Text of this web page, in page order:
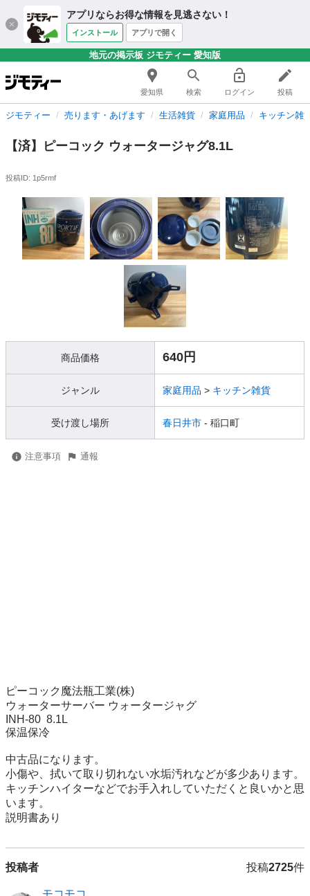
アプリならお得な情報を見逃さない！
インストール アプリで開く
地元の掲示板 ジモティー 愛知版
愛知県 検索 ログイン 投稿
ジモティー 売ります・あげます 生活雑貨 家庭用品 キッチン雑
【済】ピーコック ウォータージャグ8.1L
投稿ID: 1p5rmf
商品価格 640円
ジャンル 家庭用品 > キッチン雑貨
受け渡し場所 春日井市 - 稲口町
注意事項 通報
ピーコック魔法瓶工業(株)
ウォーターサーバー ウォータージャグ
INH-80  8.1L
保温保冷
中古品になります。
小傷や、拭いて取り切れない水垢汚れなどが多少あります。
キッチンハイターなどでお手入れしていただくと良いかと思
います。
説明書あり
投稿者 投稿2725件
モコモコ